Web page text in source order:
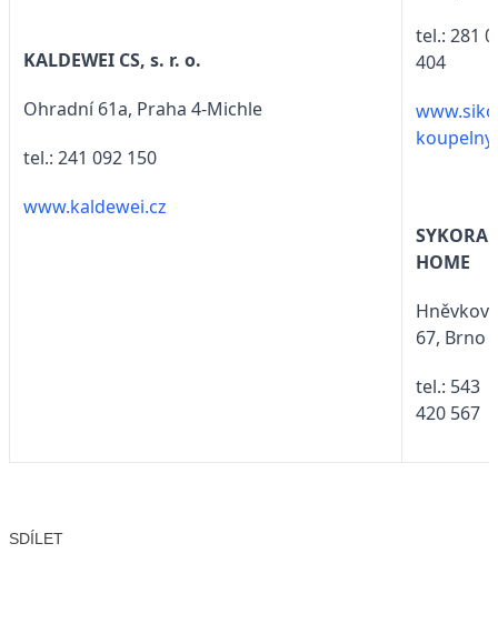
KALDEWEI CS, s. r. o.
Ohradní 61a, Praha 4-Michle
tel.: 241 092 150
www.kaldewei.cz
tel.: 281
404
SYKORA
HOME
67, Brno
tel.: 543
420 567
SDÍLET